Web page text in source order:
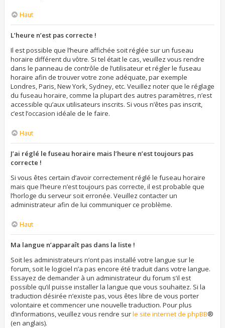
Haut
L’heure n’est pas correcte !
Il est possible que l’heure affichée soit réglée sur un fuseau
horaire différent du vôtre. Si tel était le cas, veuillez vous rendre
dans le panneau de contrôle de l’utilisateur et régler le fuseau
horaire afin de trouver votre zone adéquate, par exemple
Londres, Paris, New York, Sydney, etc. Veuillez noter que le réglage
du fuseau horaire, comme la plupart des autres paramètres, n’est
accessible qu’aux utilisateurs inscrits. Si vous n’êtes pas inscrit,
c’est l’occasion idéale de le faire.
Haut
J’ai réglé le fuseau horaire mais l’heure n’est toujours pas
correcte !
Si vous êtes certain d’avoir correctement réglé le fuseau horaire
mais que l’heure n’est toujours pas correcte, il est probable que
l’horloge du serveur soit erronée. Veuillez contacter un
administrateur afin de lui communiquer ce problème.
Haut
Ma langue n’apparaît pas dans la liste !
Soit les administrateurs n’ont pas installé votre langue sur le
forum, soit le logiciel n’a pas encore été traduit dans votre langue.
Essayez de demander à un administrateur du forum s’il est
possible qu’il puisse installer la langue que vous souhaitez. Si la
traduction désirée n’existe pas, vous êtes libre de vous porter
volontaire et commencer une nouvelle traduction. Pour plus
d’informations, veuillez vous rendre surle site internet de phpBB®
(en anglais).